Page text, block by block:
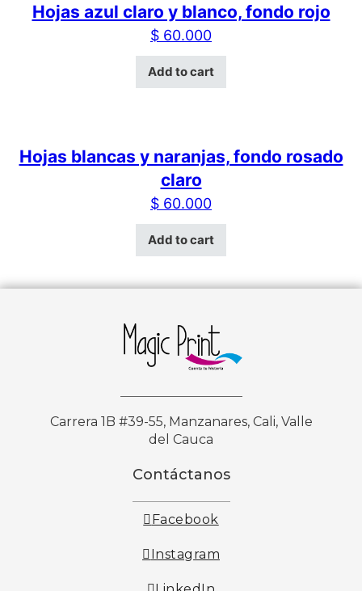
Hojas azul claro y blanco, fondo rojo
$ 60.000
Add to cart
Hojas blancas y naranjas, fondo rosado
claro
$ 60.000
Add to cart
Carrera 1B #39-55, Manzanares, Cali, Valle
del Cauca
Contáctanos
Facebook
Instagram